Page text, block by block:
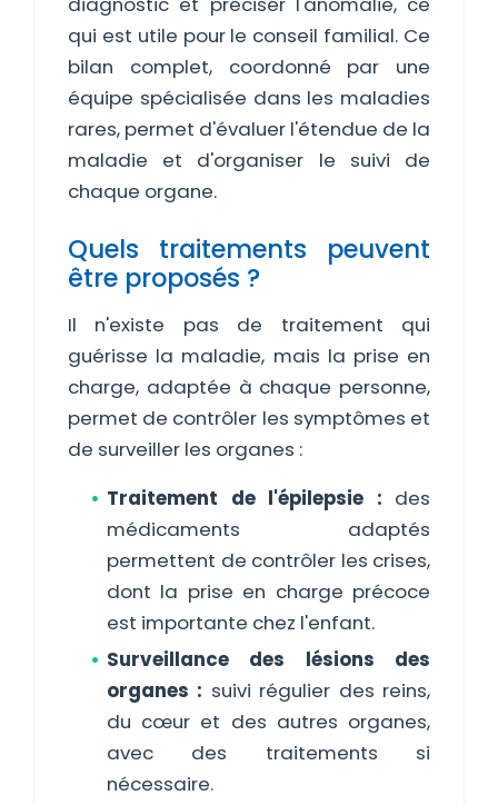
qui est utile pour le conseil familial. Ce
bilan complet, coordonné par une
équipe spécialisée dans les maladies
rares, permet d'évaluer l'étendue de la
maladie et d'organiser le suivi de
chaque organe.
Quels traitements peuvent
être proposés ?
Il n'existe pas de traitement qui
guérisse la maladie, mais la prise en
charge, adaptée à chaque personne,
permet de contrôler les symptômes et
de surveiller les organes :
Traitement de l'épilepsie : des
médicaments adaptés
permettent de contrôler les crises,
dont la prise en charge précoce
est importante chez l'enfant.
Surveillance des lésions des
organes : suivi régulier des reins,
du cœur et des autres organes,
avec des traitements si
nécessaire.